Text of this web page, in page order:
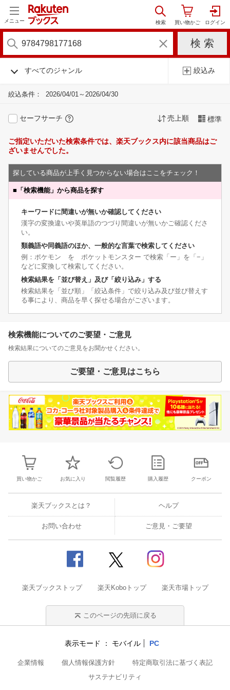
メニュー
すべてのジャンル 絞込み
絞込条件： 2026/04/01～2026/04/30
セーフサーチ 売上順 標準
ご指定いただいた検索条件では、楽天ブックス内に該当商品はご
ざいませんでした。
探している商品が上手く見つからない場合はここをチェック！
■ 「検索機能」から商品を探す
キーワードに間違いが無いか確認してください
漢字の変換違いや英単語のつづり間違いが無いかご確認くださ
い。
類義語や同義語のほか、一般的な言葉で検索してください
例：ポケモン を ポケットモンスター で検索「ー」を「−」
などに変換して検索してください。
検索結果を「並び替え」及び「絞り込み」する
検索結果を「並び順」「絞込条件」で絞り込み及び並び替えす
る事により、商品を早く探せる場合がございます。
検索機能についてのご要望・ご意見
検索結果についてのご意見をお聞かせください。
ご要望・ご意見はこちら
買い物かご お気に入り 閲覧履歴 購入履歴 クーポン
楽天ブックスとは？ ヘルプ
お問い合わせ ご意見・ご要望
楽天ブックストップ 楽天Koboトップ 楽天市場トップ
このページの先頭に戻る
表示モード モバイル PC
企業情報 個人情報保護方針
特定商取引法に基づく表記
サステナビリティ